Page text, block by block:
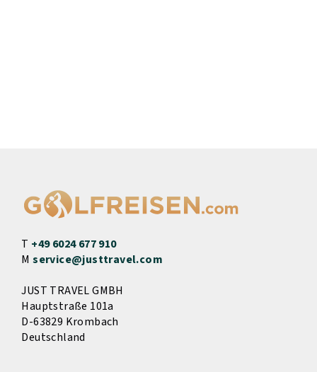
T +49 6024 677 910
Mservice@justtravel.com
JUST TRAVEL GMBH
Hauptstraße 101a
D-63829 Krombach
Deutschland